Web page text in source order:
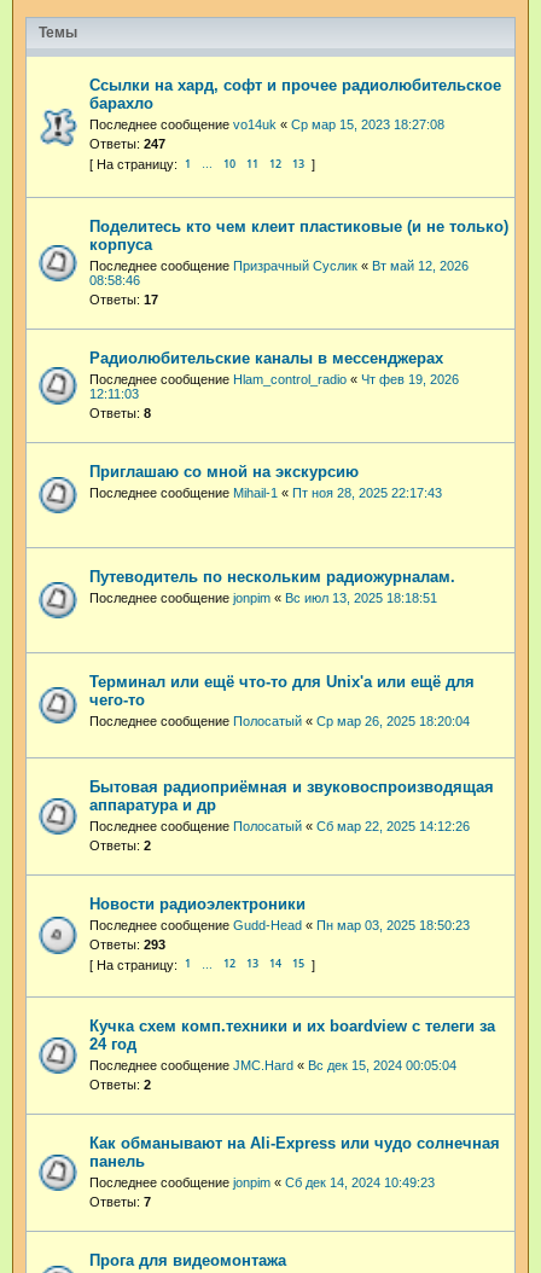
Темы
Ссылки на хард, софт и прочее радиолюбительское
барахло
Последнее сообщение vo14uk « Ср мар 15, 2023 18:27:08
Ответы: 247
1 … 10 11 12 13
Поделитесь кто чем клеит пластиковые (и не только)
корпуса
Последнее сообщение Призрачный Суслик « Вт май 12, 2026
08:58:46
Ответы: 17
Радиолюбительские каналы в мессенджерах
Последнее сообщение Hlam_control_radio « Чт фев 19, 2026
12:11:03
Ответы: 8
Приглашаю со мной на экскурсию
Последнее сообщение Mihail-1 « Пт ноя 28, 2025 22:17:43
Путеводитель по нескольким радиожурналам.
Последнее сообщение jonpim « Вс июл 13, 2025 18:18:51
Терминал или ещё что-то для Unix'а или ещё для
чего-то
Последнее сообщение Полосатый « Ср мар 26, 2025 18:20:04
Бытовая радиоприёмная и звуковоспроизводящая
аппаратура и др
Последнее сообщение Полосатый « Сб мар 22, 2025 14:12:26
Ответы: 2
Новости радиоэлектроники
Последнее сообщение Gudd-Head « Пн мар 03, 2025 18:50:23
Ответы: 293
1 12 13 14 15
Кучка схем комп.техники и их boardview с телеги за
24 год
Последнее сообщение JMC.Hard « Вс дек 15, 2024 00:05:04
Ответы: 2
Как обманывают на Ali-Express или чудо солнечная
панель
Последнее сообщение jonpim « Сб дек 14, 2024 10:49:23
Ответы: 7
Прога для видеомонтажа